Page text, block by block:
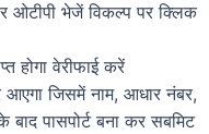
ओटीपी भेजें विकल्प पर क्लिक
होगा वेरीफाई करें
जिसमें नाम, आधार नंबर,
पासपोर्ट बना कर सबमिट